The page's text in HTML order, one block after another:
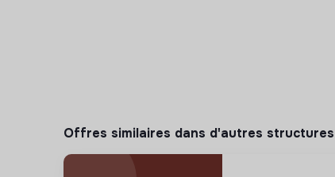
Offres similaires dans d'autres structures